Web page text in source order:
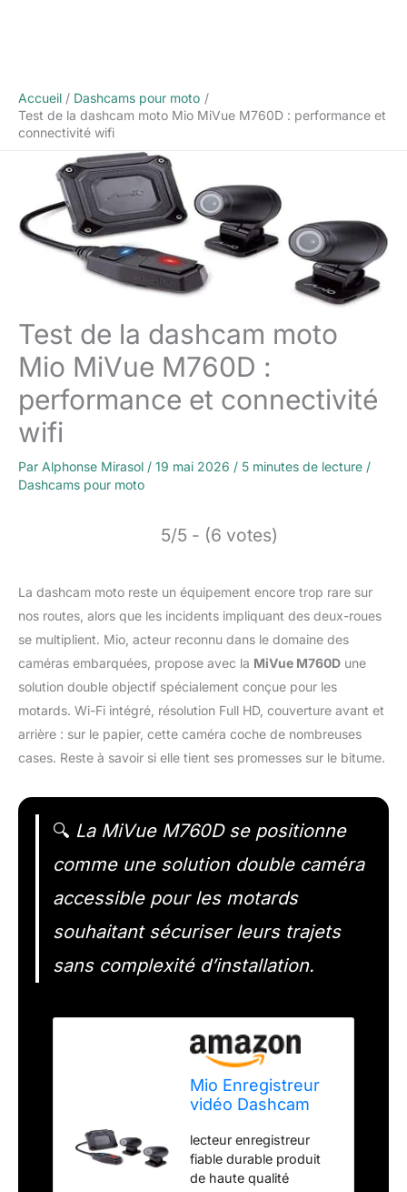
Accueil
Dashcams pour moto
Test de la dashcam moto Mio MiVue M760D : performance et
connectivité wifi
Test de la dashcam moto
Mio MiVue M760D :
performance et connectivité
wifi
Par Alphonse Mirasol / 19 mai 2026 / 5 minutes de lecture /
Dashcams pour moto
5/5 - (6 votes)
La dashcam moto reste un équipement encore trop rare sur
nos routes, alors que les incidents impliquant des deux-roues
se multiplient. Mio, acteur reconnu dans le domaine des
caméras embarquées, propose avec la MiVue M760D une
solution double objectif spécialement conçue pour les
motards. Wi-Fi intégré, résolution Full HD, couverture avant et
arrière : sur le papier, cette caméra coche de nombreuses
cases. Reste à savoir si elle tient ses promesses sur le bitume.
🔍 La MiVue M760D se positionne
comme une solution double caméra
accessible pour les motards
souhaitant sécuriser leurs trajets
sans complexité d’installation.
Mio Enregistreur
vidéo Dashcam
Cameras Special
Moto MiVue
M760D
lecteur enregistreur
fiable durable produit
de haute qualité